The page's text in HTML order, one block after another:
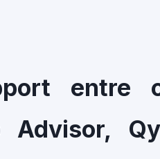
entre
Advisor,